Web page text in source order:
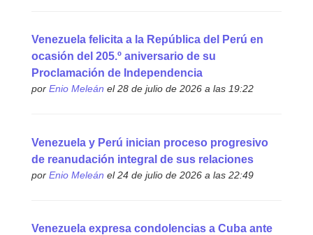
Venezuela felicita a la República del Perú en
ocasión del 205.º aniversario de su
Proclamación de Independencia
por Enio Meleán el 28 de julio de 2026 a las 19:22
Venezuela y Perú inician proceso progresivo
de reanudación integral de sus relaciones
por Enio Meleán el 24 de julio de 2026 a las 22:49
Venezuela expresa condolencias a Cuba ante